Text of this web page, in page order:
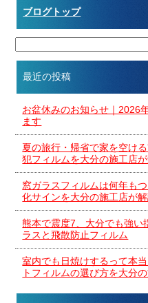
ブログトップ
最近の投稿
お盆休みのお知らせ｜2026
ます
夏の旅行・帰省で家を空け
犯フィルムを大分の施工店
窓ガラスフィルムは何年も
化サインを大分の施工店が
熊本で震度7、大分でも強い
ラスと飛散防止フィルム
室内でも日焼けするって本
トフィルムの選び方を大分